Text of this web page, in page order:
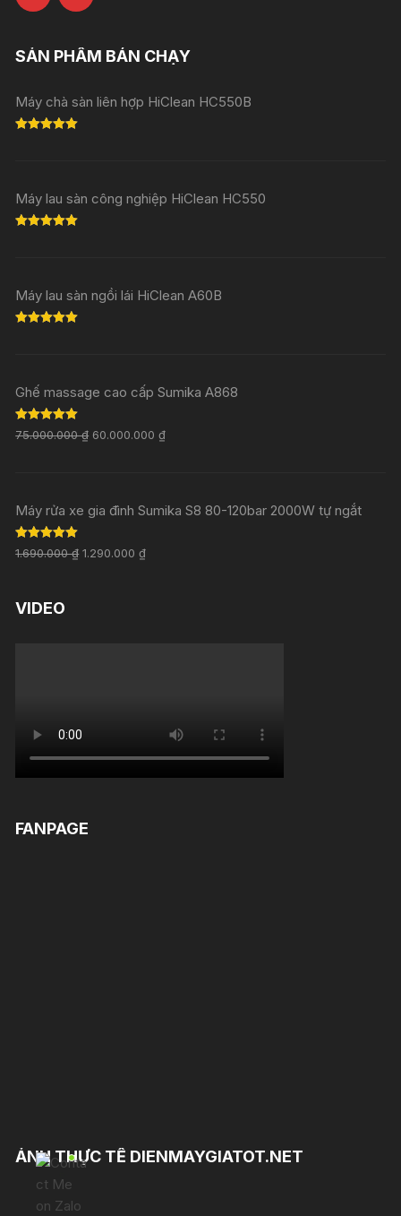
SẢN PHẨM BÁN CHẠY
Máy chà sàn liên hợp HiClean HC550B
Máy lau sàn công nghiệp HiClean HC550
Máy lau sàn ngồi lái HiClean A60B
Ghế massage cao cấp Sumika A868
Rated5.00
out of 5
75.000.000₫ 60.000.000₫
Máy rửa xe gia đình Sumika S8 80-120bar 2000W tự ngắt
Rated 5.00
out of 5
1.690.000₫ 1.290.000₫
VIDEO
FANPAGE
ẢNH THỰC TẾ DIENMAYGIATOT.NET